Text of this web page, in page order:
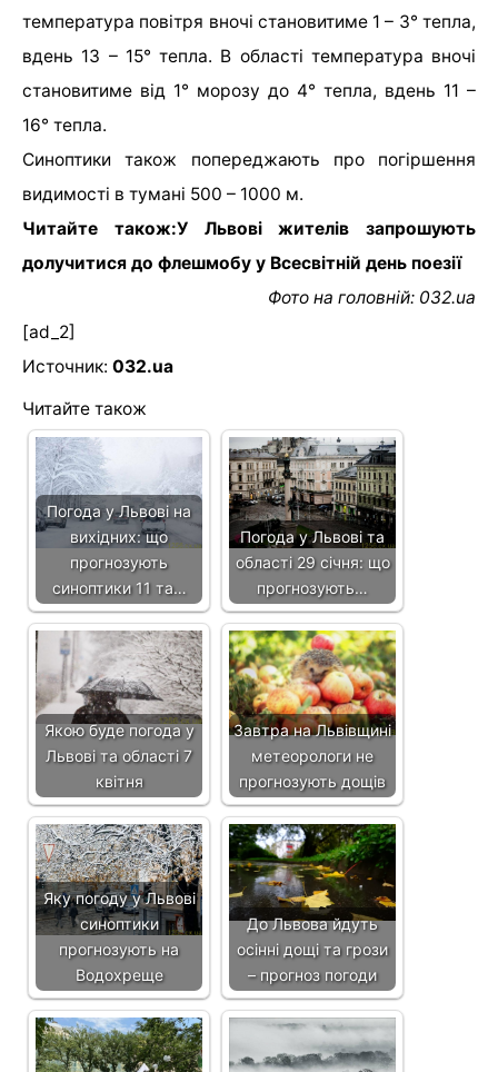
температура повітря вночі становитиме 1 – 3° тепла,
вдень 13 – 15° тепла. В області температура вночі
становитиме від 1° морозу до 4° тепла, вдень 11 –
16° тепла.
Синоптики також попереджають про погіршення
видимості в тумані 500 – 1000 м.
Читайте також:У Львові жителів запрошують
долучитися до флешмобу у Всесвітній день поезії
Фото на головній: 032.ua
[ad_2]
Источник: 032.ua
Читайте також
Погода у Львові на
вихідних: що
прогнозують
синоптики 11 та…
Погода у Львові та
області 29 січня: що
прогнозують…
Якою буде погода у
Львові та області 7
квітня
Завтра на Львівщині
метеорологи не
прогнозують дощів
Яку погоду у Львові
синоптики
прогнозують на
Водохреще
До Львова йдуть
осінні дощі та грози
– прогноз погоди